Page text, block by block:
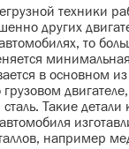
техники
других
то
в основном
Такие
например